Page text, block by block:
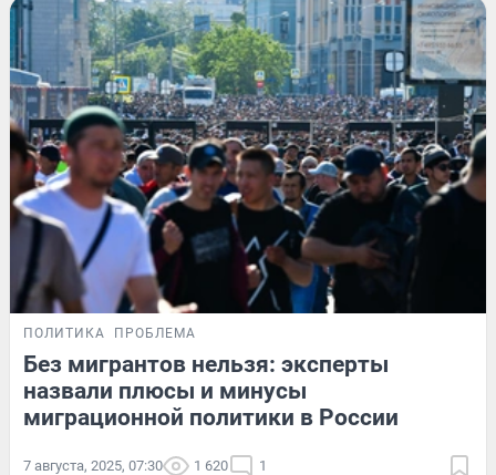
ПОЛИТИКА ПРОБЛЕМА
Без мигрантов нельзя: эксперты
назвали плюсы и минусы
миграционной политики в России
7 августа, 2025, 07:30 1 620 1